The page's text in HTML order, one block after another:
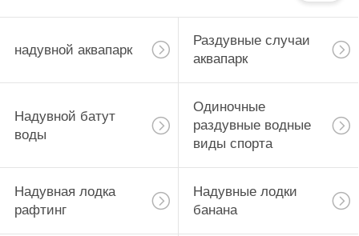
надувной аквапарк
Раздувные случаи
аквапарк
Надувной батут
воды
Одиночные
раздувные водные
виды спорта
Надувная лодка
рафтинг
Надувные лодки
банана